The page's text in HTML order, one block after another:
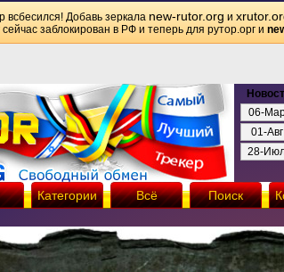
всбесился! Добавь зеркала new-rutor.org и
заблокирован в РФ и теперь для рутор.орг и
06-
01-Авг
28-
Категории Всё Поиск